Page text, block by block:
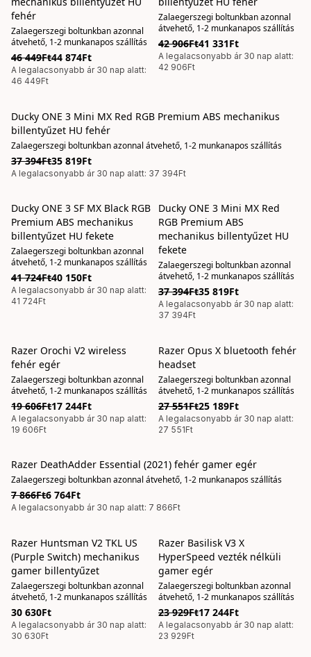
fehér
Zalaegerszegi boltunkban azonnal
átvehető, 1-2 munkanapos szállítás
46 449Ft44 874Ft
A legalacsonyabb ár 30 nap alatt:
46 449Ft
Zalaegerszegi boltunkban azonnal
átvehető, 1-2 munkanapos szállítás
42 906Ft41 331Ft
A legalacsonyabb ár 30 nap alatt:
42 906Ft
AKCIÓS
Ducky ONE 3 Mini MX Red RGB Premium ABS mechanikus
billentyűzet HU fehér
Zalaegerszegi boltunkban azonnal átvehető, 1-2 munkanapos szállítás
37 394Ft35 819Ft
A legalacsonyabb ár 30 nap alatt: 37 394Ft
AKCIÓS
Ducky ONE 3 Mini MX Red
RGB Premium ABS
mechanikus billentyűzet HU
fekete
Zalaegerszegi boltunkban azonnal
átvehető, 1-2 munkanapos szállítás
37 394Ft35 819Ft
A legalacsonyabb ár 30 nap alatt:
37 394Ft
AKCIÓS
Ducky ONE 3 SF MX Black RGB
Premium ABS mechanikus
billentyűzet HU fekete
Zalaegerszegi boltunkban azonnal
átvehető, 1-2 munkanapos szállítás
41 724Ft40 150Ft
A legalacsonyabb ár 30 nap alatt:
41 724Ft
AKCIÓS
Razer Opus X bluetooth fehér
headset
Zalaegerszegi boltunkban azonnal
átvehető, 1-2 munkanapos szállítás
27 551Ft25 189Ft
A legalacsonyabb ár 30 nap alatt:
27 551Ft
AKCIÓS
Razer Orochi V2 wireless
fehér egér
Zalaegerszegi boltunkban azonnal
átvehető, 1-2 munkanapos szállítás
19 606Ft17 244Ft
A legalacsonyabb ár 30 nap alatt:
19 606Ft
Razer DeathAdder Essential (2021) fehér gamer egér
Zalaegerszegi boltunkban azonnal átvehető, 1-2 munkanapos szállítás
7 866Ft6 764Ft
A legalacsonyabb ár 30 nap alatt: 7 866Ft
Razer Huntsman V2 TKL US
(Purple Switch) mechanikus
gamer billentyűzet
Zalaegerszegi boltunkban azonnal
átvehető, 1-2 munkanapos szállítás
30 630Ft
A legalacsonyabb ár 30 nap alatt:
30 630Ft
Razer Basilisk V3 X
HyperSpeed vezték nélküli
gamer egér
Zalaegerszegi boltunkban azonnal
átvehető, 1-2 munkanapos szállítás
23 929Ft17 244Ft
A legalacsonyabb ár 30 nap alatt:
23 929Ft